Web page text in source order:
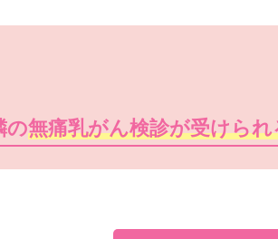
の無痛乳がん検診が受けられ